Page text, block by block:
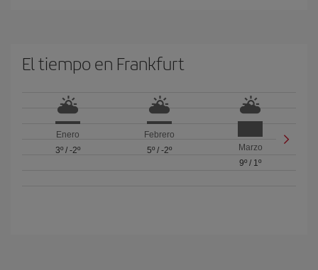
El tiempo en Frankfurt
Enero
3º/ -2º
Febrero
5º/ -2º
Marzo
9º / 1º